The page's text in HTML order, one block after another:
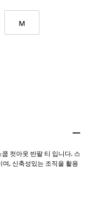
M
컷아웃 반팔 티 입니다. 스
, 신축성있는 조직을 활용